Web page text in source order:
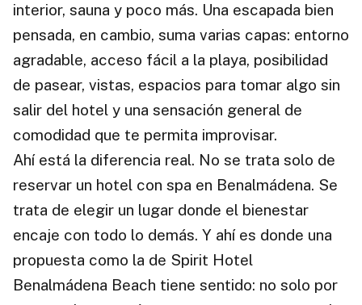
interior, sauna y poco más. Una escapada bien
pensada, en cambio, suma varias capas: entorno
agradable, acceso fácil a la playa, posibilidad
de pasear, vistas, espacios para tomar algo sin
salir del hotel y una sensación general de
comodidad que te permita improvisar.
Ahí está la diferencia real. No se trata solo de
reservar un hotel con spa en Benalmádena. Se
trata de elegir un lugar donde el bienestar
encaje con todo lo demás. Y ahí es donde una
propuesta como la de Spirit Hotel
Benalmádena Beach tiene sentido: no solo por